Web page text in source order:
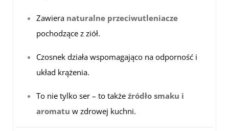
Zawiera naturalne przeciwutleniacze
pochodzące z ziół.
Czosnek działa wspomagająco na odporność i
układ krążenia.
To nie tylko ser – to także źródło smaku i
aromatu w zdrowej kuchni.